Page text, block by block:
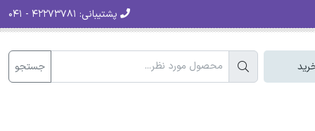
پشتیبانی:
جستجو